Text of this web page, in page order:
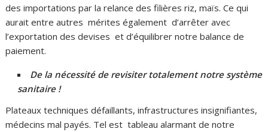
des importations par la relance des filières riz, maïs. Ce qui
aurait entre autres mérites également d’arrêter avec
l’exportation des devises et d’équilibrer notre balance de
paiement.
De la nécessité de revisiter totalement notre système
sanitaire !
Plateaux techniques défaillants, infrastructures insignifiantes,
médecins mal payés. Tel est tableau alarmant de notre